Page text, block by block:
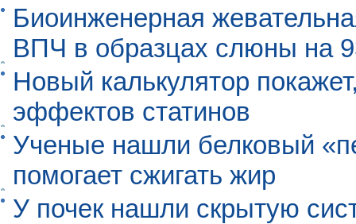
Биоинженерная
ВПЧ в образцах слюны на
Новый калькулятор
эффектов статинов
Ученые нашли белковый
помогает сжигать жир
У почек нашли скрытую